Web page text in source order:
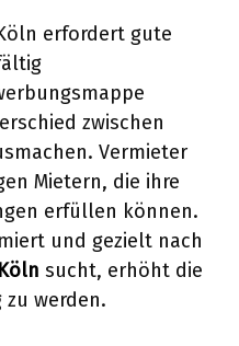
erfordert gute
zwischen
Vermieter
Mietern, die ihre
erfüllen können.
und gezielt nach
sucht, erhöht die
werden.